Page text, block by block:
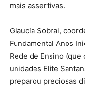
mais assertivas.
Glaucia Sobral,
Fundamental Anos
Rede de Ensino (que
unidades Elite
preparou preciosas